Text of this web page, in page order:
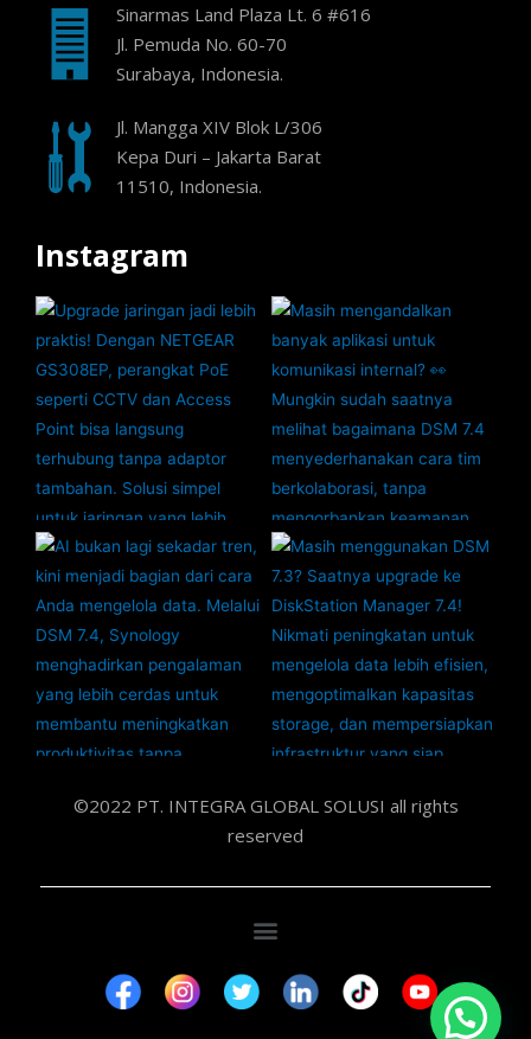
Sinarmas Land Plaza Lt. 6 #616
Jl. Pemuda No. 60-70
Surabaya, Indonesia.
Jl. Mangga XIV Blok L/306
Kepa Duri – Jakarta Barat
11510, Indonesia.
Instagram
©2022 PT. INTEGRA GLOBAL SOLUSI all rights
reserved